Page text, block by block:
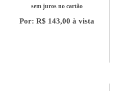
sem juros no cartão
Por: R$ 143,00 à vista